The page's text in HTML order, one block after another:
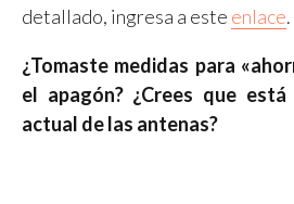
detallado, ingresa a este enlace.
¿Tomaste medidas para
el apagón? ¿Crees que
actual de las antenas?